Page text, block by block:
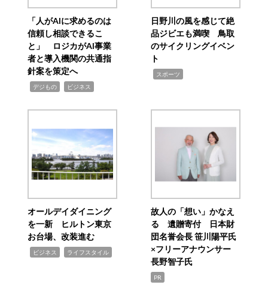
「人がAIに求めるのは
信頼し相談できるこ
と」 ロジカがAI事業
者と導入機関の共通指
針案を策定へ
デジもの ビジネス
日野川の風を感じて絶
品ジビエも満喫 鳥取
のサイクリングイベン
ト
スポーツ
オールデイダイニング
を一新 ヒルトン東京
お台場、改装進む
ビジネス ライフスタイル
故人の「想い」かなえ
る 遺贈寄付 日本財
団名誉会長 笹川陽平氏
×フリーアナウンサー
長野智子氏
PR